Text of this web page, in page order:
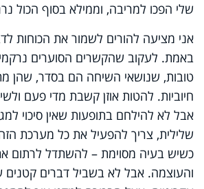
שלי הפכו למריבה, וממילא בסוף הכול
אני מציעה להורים לשמור את הכוחות
באמת. לעקוב שהקשרים הסוערים
טובות, שנושאי השיחה הם בסדר, שהן
חיוביות. להטות אוזן קשבת מדי פעם
אבל לא להילחם בתופעות שאין סיכוי
שלילית, צריך להפעיל את כל מערכת
כשיש בעיה מסוימת – להשתדל לרתום
והעוצמה. אבל לא בשביל דברים